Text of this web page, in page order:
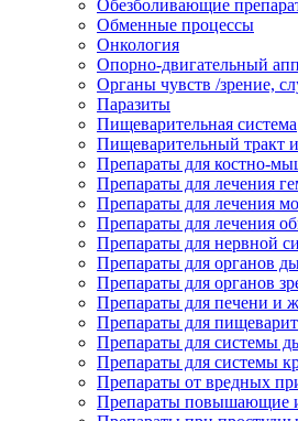
Обезболивающие
Обменные процессы
Онкология
Опорно-двигательный
Органы чувств /зрение,
Паразиты
Пищеварительная система
Пищеварительный тракт
Препараты для костно-
Препараты для лечения
Препараты для лечения
Препараты для лечения
Препараты для нервной
Препараты для органов
Препараты для органов
Препараты для печени и
Препараты для
Препараты для системы
Препараты для системы
Препараты от вредных
Препараты повышающие